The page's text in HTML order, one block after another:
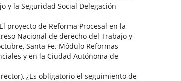
y la Seguridad Social Delegación
proyecto de Reforma Procesal en la
Nacional de derecho del Trabajo y
Santa Fe. Módulo Reformas
y en la Ciudad Autónoma de
¿Es obligatorio el seguimiento de